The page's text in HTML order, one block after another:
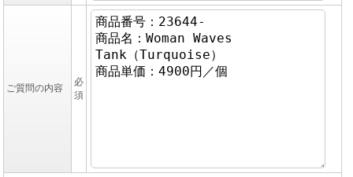
ご質問の内容
必
須